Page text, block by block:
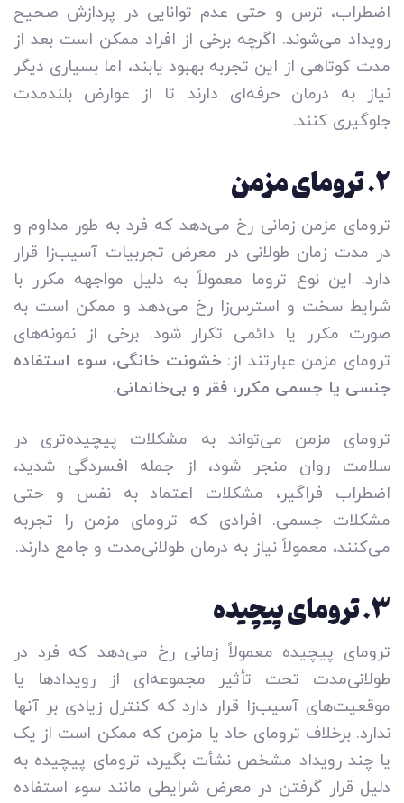
اضطراب، ترس و حتی عدم توانایی در پردازش صحیح
رویداد می‌شوند. اگرچه برخی از افراد ممکن است بعد از
مدت کوتاهی از این تجربه بهبود یابند، اما بسیاری دیگر
نیاز به درمان حرفه‌ای دارند تا از عوارض بلندمدت
جلوگیری کنند.
۲. ترومای مزمن
ترومای مزمن زمانی رخ می‌دهد که فرد به طور مداوم و
در مدت زمان طولانی در معرض تجربیات آسیب‌زا قرار
دارد. این نوع تروما معمولاً به دلیل مواجهه مکرر با
شرایط سخت و استرس‌زا رخ می‌دهد و ممکن است به
صورت مکرر یا دائمی تکرار شود. برخی از نمونه‌های
ترومای مزمن عبارتند از:خشونت خانگی، سوء استفاده
جنسی یا جسمی مکرر، فقر و بی‌خانمانی.
ترومای مزمن می‌تواند به مشکلات پیچیده‌تری در
سلامت روان منجر شود، از جمله افسردگی شدید،
اضطراب فراگیر، مشکلات اعتماد به نفس و حتی
مشکلات جسمی. افرادی که ترومای مزمن را تجربه
می‌کنند، معمولاً نیاز به درمان طولانی‌مدت و جامع دارند.
۳. ترومای پیچیده
ترومای پیچیده معمولاً زمانی رخ می‌دهد که فرد در
طولانی‌مدت تحت تأثیر مجموعه‌ای از رویدادها یا
موقعیت‌های آسیب‌زا قرار دارد که کنترل زیادی بر آنها
ندارد. برخلاف ترومای حاد یا مزمن که ممکن است از یک
یا چند رویداد مشخص نشأت بگیرد، ترومای پیچیده به
دلیل قرار گرفتن در معرض شرایطی مانند سوء استفاده